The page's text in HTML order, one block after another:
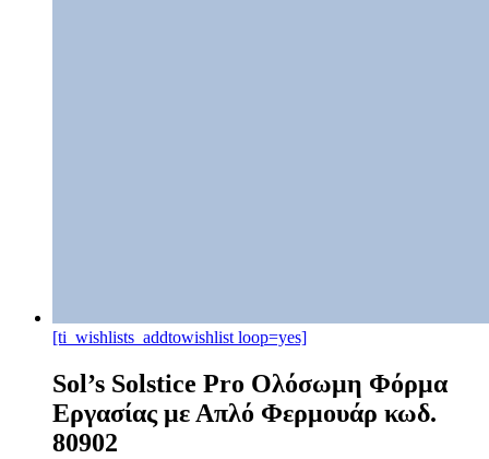
[ti_wishlists_addtowishlist loop=yes]
Sol’s Solstice Pro Ολόσωμη Φόρμα
Εργασίας με Απλό Φερμουάρ κωδ.
80902